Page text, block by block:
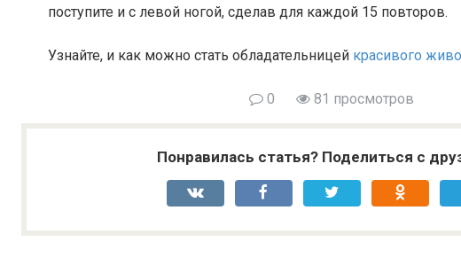
поступите и с левой ногой, сделав для каждой 15 повторов.
Узнайте, и как можно стать обладательницей красивого
0 81 просмотров
Понравилась статья? Поделиться с